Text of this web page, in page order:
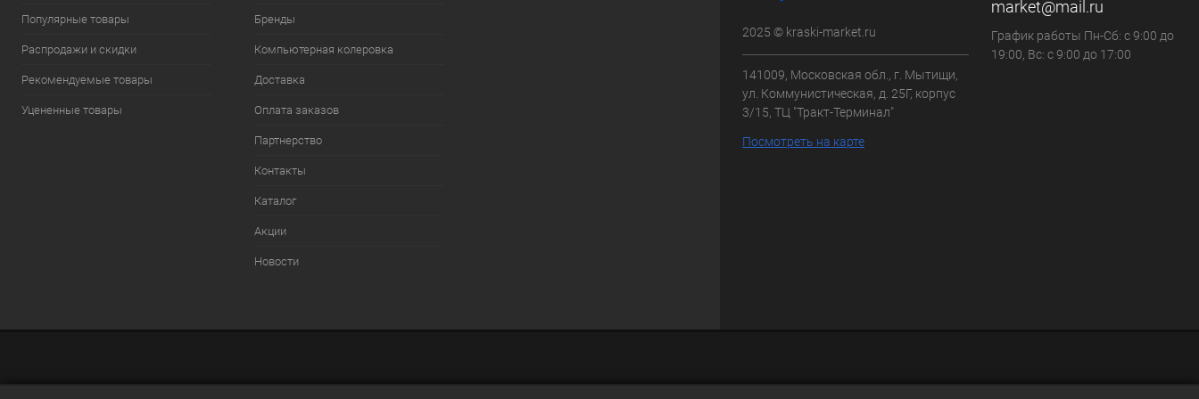
Популярные товары
Распродажи и скидки
Рекомендуемые товары
Уцененные товары
Бренды
Компьютерная колеровка
Доставка
Оплата заказов
Партнерство
Контакты
Каталог
Акции
Новости
2025 © kraski-market.ru
141009, Московская обл., г. Мытищи,
ул. Коммунистическая, д. 25Г, корпус
3/15, ТЦ "Тракт-Терминал"
Посмотреть на карте
market@mail.ru
График работы Пн-Сб: с 9:00 до
19:00, Вс: с 9:00 до 17:00